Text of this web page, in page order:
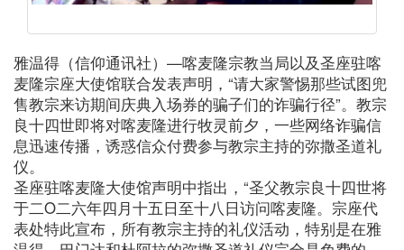
雅温得（信仰通讯社）—喀麦隆宗教当局以及圣座驻喀
麦隆宗座大使馆联合发表声明，“请大家警惕那些试图兜
售教宗来访期间庆典入场券的骗子们的诈骗行径”。教宗
良十四世即将对喀麦隆进行牧灵前夕，一些网络诈骗信
息迅速传播，诱惑信众付费参与教宗主持的弥撒圣道礼
仪。
圣座驻喀麦隆大使馆声明中指出，“圣父教宗良十四世将
于二O二六年四月十五日至十八日访问喀麦隆。宗座代
表处特此宣布，所有教宗主持的礼仪活动，特别是在雅